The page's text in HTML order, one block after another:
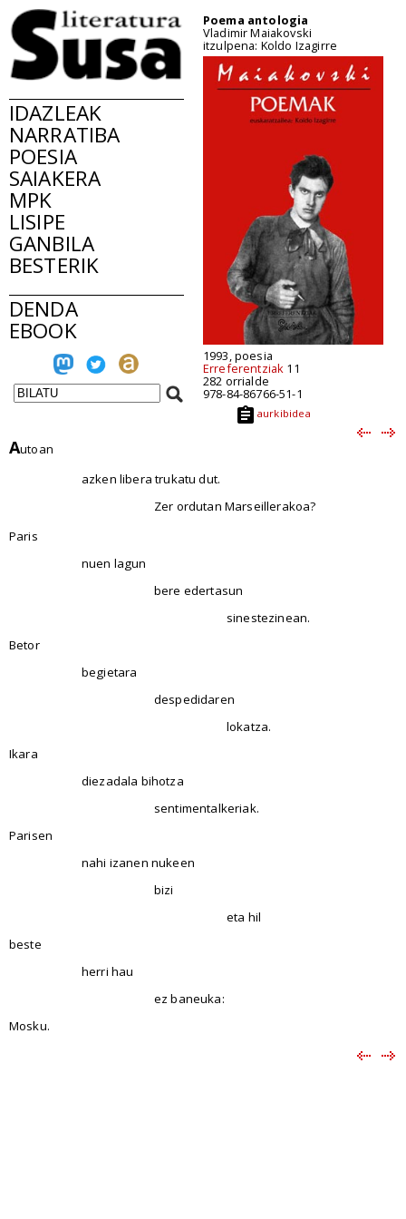
IDAZLEAK
NARRATIBA
POESIA
SAIAKERA
MPK
LISIPE
GANBILA
BESTERIK
DENDA
EBOOK
Poema antologia
Vladimir Maiakovski
itzulpena: Koldo Izagirre
1993, poesia
Erreferentziak 11
282 orrialde
978-84-86766-51-1
aurkibidea
Autoan
azken libera trukatu dut.
Zer ordutan Marseillerakoa?
Paris
nuen lagun
bere edertasun
sinestezinean.
Betor
begietara
despedidaren
lokatza.
Ikara
diezadala bihotza
sentimentalkeriak.
Parisen
nahi izanen nukeen
bizi
eta hil
beste
herri hau
ez baneuka:
Mosku.